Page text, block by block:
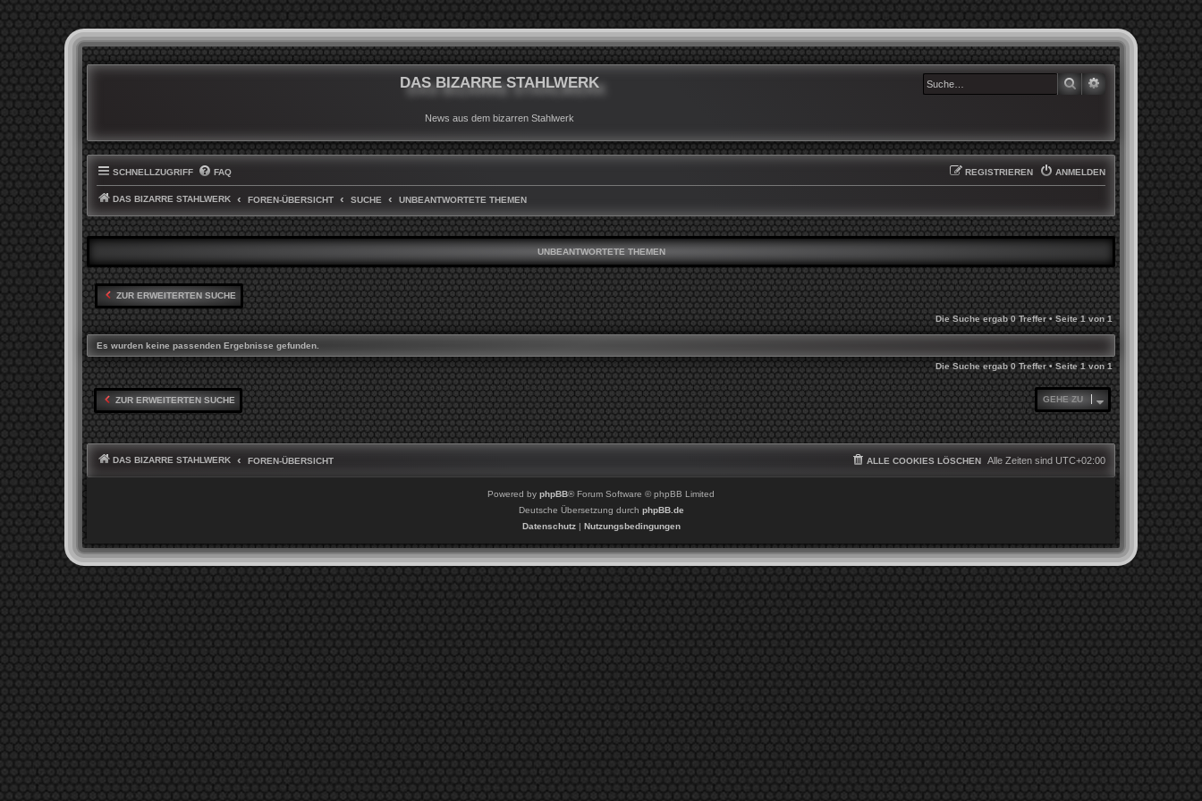
DAS BIZARRE STAHLWERK
News aus dem bizarren Stahlwerk
SUCHE
SCHNELLZUGRIFF FAQ ANMELDEN
REGISTRIEREN
DAS BIZARRE STAHLWERK FOREN-ÜBERSICHT SUCHE UNBEANTWORTETE THEMEN
UNBEANTWORTETE THEMEN
ZUR ERWEITERTEN SUCHE
Die Suche ergab 0 Treffer • Seite1 von1
Es wurden keine passenden Ergebnisse gefunden.
Die Suche ergab 0 Treffer • Seite1von1
ZUR ERWEITERTEN SUCHE GEHE ZU
DAS BIZARRE STAHLWERK FOREN-ÜBERSICHT Alle Zeiten sind UTC+02:00
ALLE COOKIES LÖSCHEN
Powered by phpBB® Forum Software © phpBB Limited
Deutsche Übersetzung durch phpBB.de
Datenschutz| Nutzungsbedingungen